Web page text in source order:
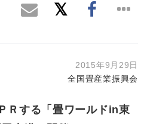
2015年9月29日
全国畳産業振興会
Ｒする「畳ワールドin東